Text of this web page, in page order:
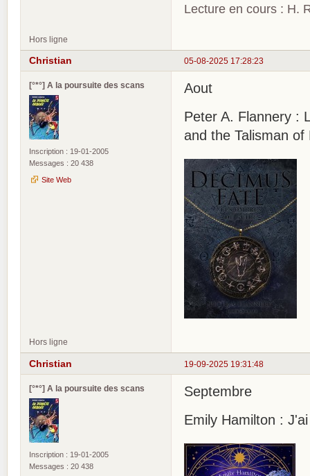
Lecture en cours : H.
Hors ligne
05-08-2025 17:28:23
Christian
[°*°] A la poursuite des scans
Inscription : 19-01-2005
Messages : 20 438
Site Web
Aout
Peter A. Flannery :
and the Talisman
Hors ligne
19-09-2025 19:31:48
Christian
[°*°] A la poursuite des scans
Inscription : 19-01-2005
Messages : 20 438
Septembre
Emily Hamilton :